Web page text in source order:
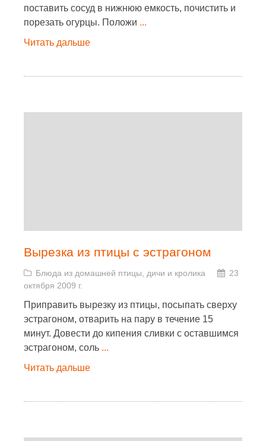
поставить сосуд в нижнюю емкость, почистить и
порезать огурцы. Положи ...
Читать дальше
Вырезка из птицы с эстрагоном
Блюда из домашней птицы, дичи и кролика
23
октября 2009 г.
Приправить вырезку из птицы, посыпать сверху
эстрагоном, отварить на пару в течение 15
минут. Довести до кипения сливки с оставшимся
эстрагоном, соль ...
Читать дальше